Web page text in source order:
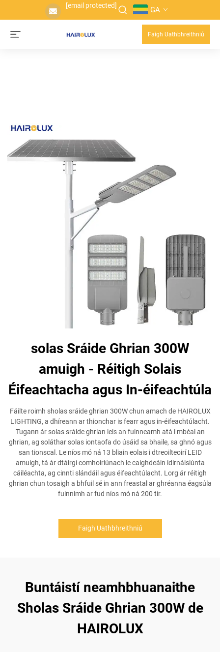
[email protected] GA
Faigh Uathbhreithniú
solas Sráide Ghrian 300W
amuigh - Réitigh Solais
Éifeachtacha agus In-éifeachtúla
Fáilte roimh sholas sráide ghrian 300W chun amach de HAIROLUX
LIGHTING, a dhíreann ar thionchar is fearr agus in-éifeachtúlacht.
Tugann ár solas sráide ghrian leis an fuinneamh atá i mbéal an
ghrian, ag soláthar solas iontaofa do úsáid sa bhaile, sa ghnó agus
san tionscal. Le níos mó ná 13 bliain eolais i dtreoilteoirí LEID
amuigh, tá ár dtáirgí comhoiriúnach le caighdeáin idirnáisiúnta
cáiléachta, ag cinnti slándáil agus éifeachtúlacht. Lorg ár réitigh
ghrian chun tosaigh a bhfuil sé in ann freastal ar ghréanna éagsúla
fuinnimh ar fud níos mó ná 200 tír.
Faigh Uathbhreithniú
Buntáistí neamhbhuanaithe
Sholas Sráide Ghrian 300W de
HAIROLUX